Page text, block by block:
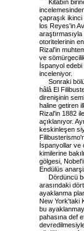
Kitabın
çapraşık
los Reyes'in
otoritelerinin
Rizal'in
ve
İspanyol edebi
inceleniyor.
Sonraki
hâlâ El
direnişinin
haline getiren
Rizal'in 1882
açıklanıyor.
keskinleşen
İspanyollar ve
kimilerine
gölgesi,
Endülüs
Dördüncü
arasındaki
ayaklanma
New York'taki
bu
pahasına def